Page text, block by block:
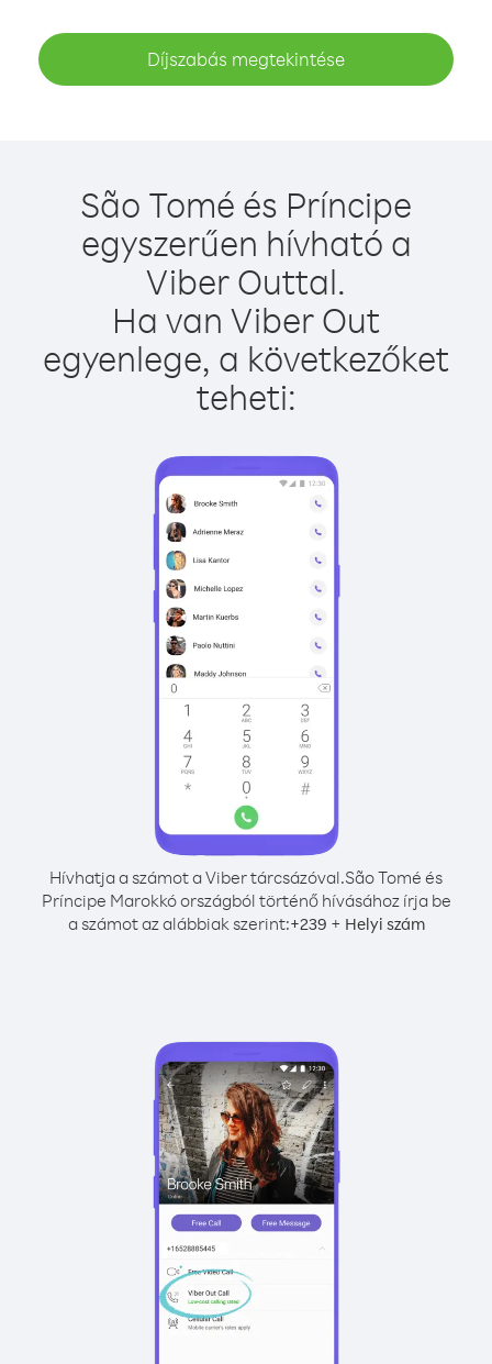
Díjszabás megtekintése
São Tomé és Príncipe
egyszerűen hívható a
Viber Outtal.
Ha van Viber Out
egyenlege, a következőket
teheti:
Hívhatja a számot a Viber tárcsázóval.São Tomé és
Príncipe Marokkó országból történő hívásához írja be
a számot az alábbiak szerint:+239 + Helyi szám